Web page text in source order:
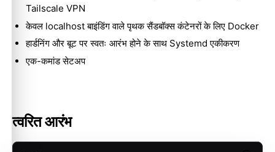
Tailscale VPN
केवल localhost बाइंडिंग वाले पृथक सैंडबॉक्स कंटेनरों के लिए Docker
हार्डनिंग और बूट पर स्वतः आरंभ होने के साथ Systemd एकीकरण
एक-कमांड सेटअप
त्वरित आरंभ